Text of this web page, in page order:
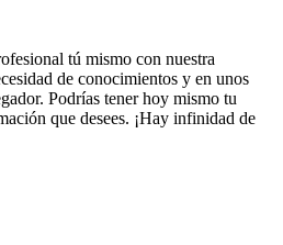
tú mismo con nuestra
de conocimientos y en unos
Podrías tener hoy mismo tu
que desees. ¡Hay infinidad de